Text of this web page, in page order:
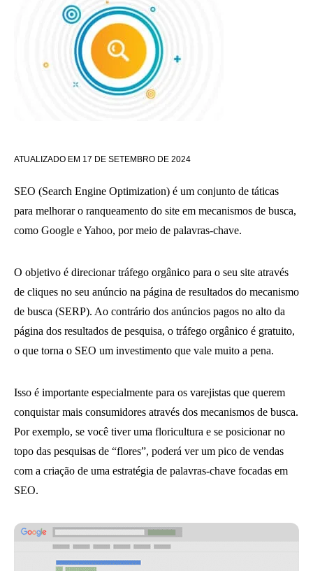
ATUALIZADO EM 17 DE SETEMBRO DE 2024
SEO (Search Engine Optimization) é um conjunto de táticas
para melhorar o ranqueamento do site em mecanismos de busca,
como Google e Yahoo, por meio de palavras-chave.
O objetivo é direcionar tráfego orgânico para o seu site através
de cliques no seu anúncio na página de resultados do mecanismo
de busca (SERP). Ao contrário dos anúncios pagos no alto da
página dos resultados de pesquisa, o tráfego orgânico é gratuito,
o que torna o SEO um investimento que vale muito a pena.
Isso é importante especialmente para os varejistas que querem
conquistar mais consumidores através dos mecanismos de busca.
Por exemplo, se você tiver uma floricultura e se posicionar no
topo das pesquisas de “flores”, poderá ver um pico de vendas
com a criação de uma estratégia de palavras-chave focadas em
SEO.